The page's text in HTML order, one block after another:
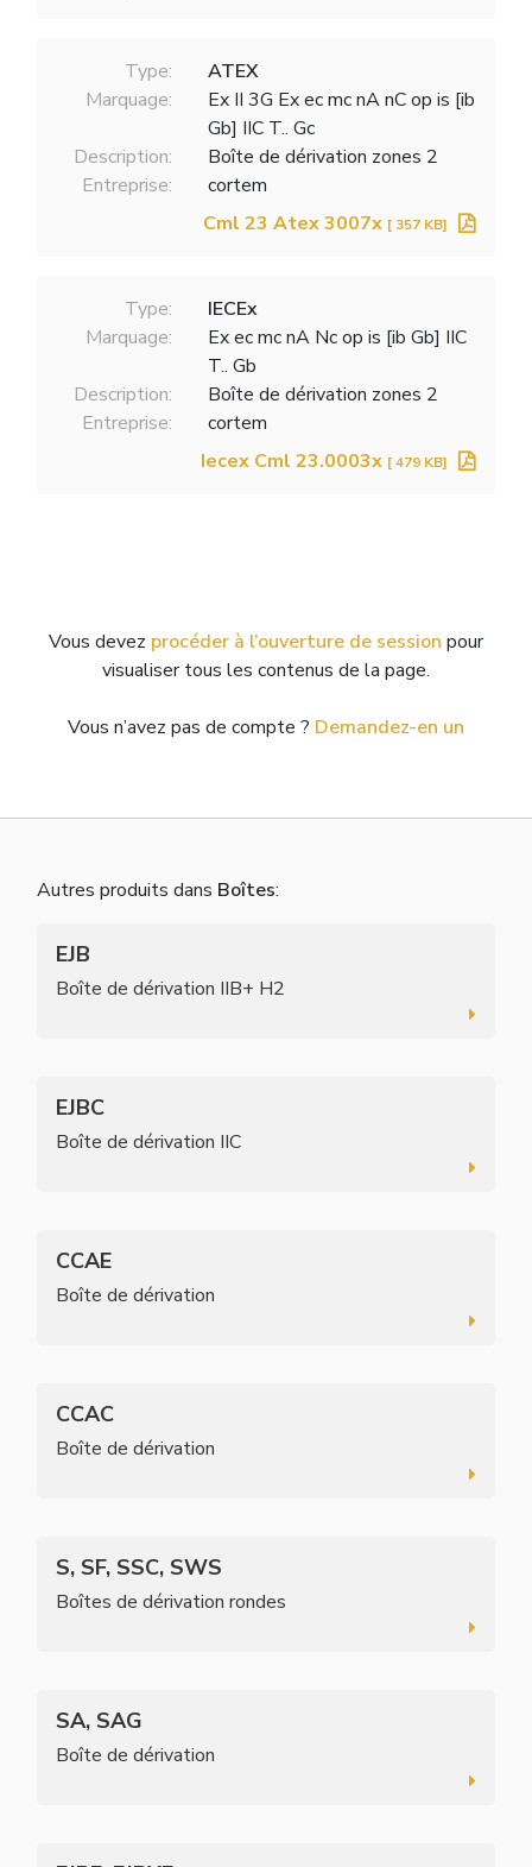
Type:
ATEX
Marquage:
Ex II 3G Ex ec mc nA nC op is [ib
Gb] IIC T.. Gc
Description:
Boîte de dérivation zones 2
Entreprise:
cortem
Cml 23 Atex 3007x [ 357 KB]
Type:
IECEx
Marquage:
Ex ec mc nA Nc op is [ib Gb] IIC
T.. Gb
Description:
Boîte de dérivation zones 2
Entreprise:
cortem
Iecex Cml 23.0003x [ 479 KB]
Vous devez procéder à l’ouverture de session pour
visualiser tous les contenus de la page.
Vous n’avez pas de compte ? Demandez-en un
Autres produits dans Boîtes:
EJB
Boîte de dérivation IIB+ H2
EJBC
Boîte de dérivation IIC
CCAE
Boîte de dérivation
CCAC
Boîte de dérivation
S, SF, SSC, SWS
Boîtes de dérivation rondes
SA, SAG
Boîte de dérivation